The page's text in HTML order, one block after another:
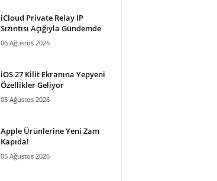
iCloud Private Relay IP
Sızıntısı Açığıyla Gündemde
06 Ağustos 2026
iOS 27 Kilit Ekranına Yepyeni
Özellikler Geliyor
05 Ağustos 2026
Apple Ürünlerine Yeni Zam
Kapıda!
05 Ağustos 2026